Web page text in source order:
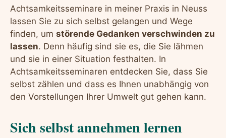
Achtsamkeitsseminare in meiner Praxis in Neuss
lassen Sie zu sich selbst gelangen und Wege
finden, um störende Gedanken verschwinden zu
lassen. Denn häufig sind sie es, die Sie lähmen
und sie in einer Situation festhalten. In
Achtsamkeitsseminaren entdecken Sie, dass Sie
selbst zählen und dass es Ihnen unabhängig von
den Vorstellungen Ihrer Umwelt gut gehen kann.
Sich selbst annehmen lernen